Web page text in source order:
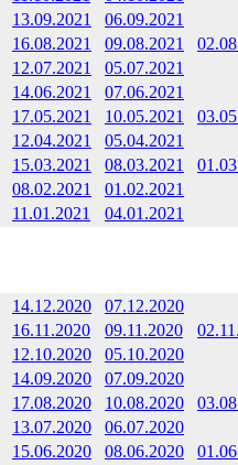
13.09.2021
06.09.2021
16.08.2021 09.08.2021
12.07.2021
05.07.2021
14.06.2021
07.06.2021
17.05.2021 10.05.2021
12.04.2021
05.04.2021
15.03.2021 08.03.2021
08.02.2021
01.02.2021
11.01.2021 04.01.2021
14.12.2020
07.12.2020
16.11.2020 09.11.2020
12.10.2020
05.10.2020
14.09.2020
07.09.2020
17.08.2020 10.08.2020
13.07.2020
06.07.2020
15.06.2020 08.06.2020